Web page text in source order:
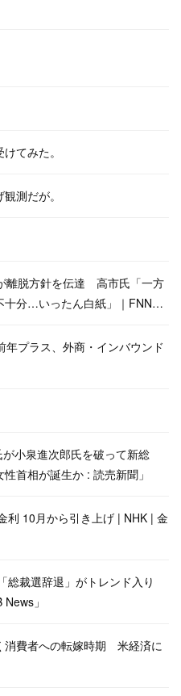
てみた。
測だが。
離脱方針を伝達 高市氏「一方
十分…いったん白紙」｜FNN…
年プラス、外商・インバウンド
が小泉進次郎氏を破って新総
首相が誕生か : 読売新聞」
利 10月から引き上げ | NHK | 金
総裁選辞退」がトレンド入り
」
消費者への転嫁時期 米経済に